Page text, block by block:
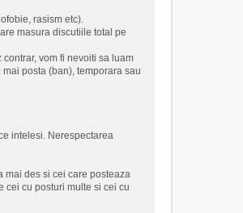
rasism etc).
masura discutiile total pe
vom fi nevoiti sa luam
posta (ban), temporara sau
intelesi. Nerespectarea
mai des si cei care posteaza
cei cu posturi multe si cei cu